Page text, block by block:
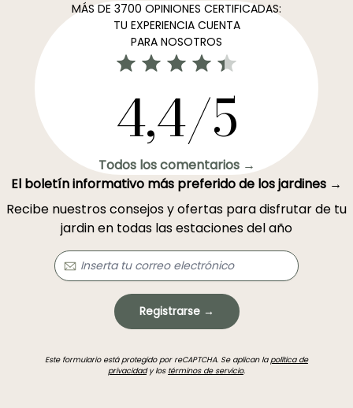
MÁS DE 3700 OPINIONES CERTIFICADAS:
TU EXPERIENCIA CUENTA
PARA NOSOTROS
4,4/5
Todos los comentarios →
El boletín informativo más preferido de los jardines →
Recibe nuestros consejos y ofertas para disfrutar de tu
jardin en todas las estaciones del año
Registrarse →
Este formulario está protegido por reCAPTCHA. Se aplican lapolítica de
privacidady los términos de servicio.